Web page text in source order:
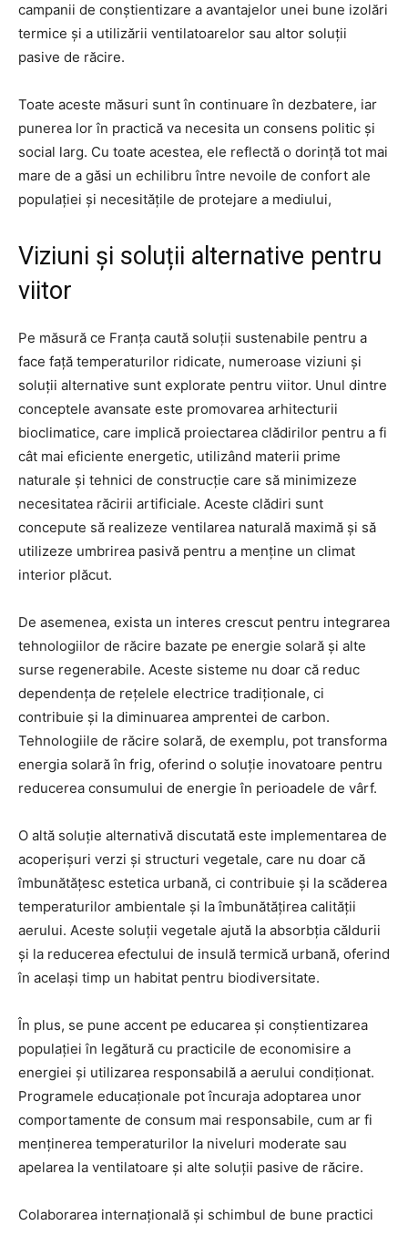
campanii de conștientizare a avantajelor unei bune izolări
termice și a utilizării ventilatoarelor sau altor soluții
pasive de răcire.
Toate aceste măsuri sunt în continuare în dezbatere, iar
punerea lor în practică va necesita un consens politic și
social larg. Cu toate acestea, ele reflectă o dorință tot mai
mare de a găsi un echilibru între nevoile de confort ale
populației și necesitățile de protejare a mediului,
Viziuni și soluții alternative pentru
viitor
Pe măsură ce Franța caută soluții sustenabile pentru a
face față temperaturilor ridicate, numeroase viziuni și
soluții alternative sunt explorate pentru viitor. Unul dintre
conceptele avansate este promovarea arhitecturii
bioclimatice, care implică proiectarea clădirilor pentru a fi
cât mai eficiente energetic, utilizând materii prime
naturale și tehnici de construcție care să minimizeze
necesitatea răcirii artificiale. Aceste clădiri sunt
concepute să realizeze ventilarea naturală maximă și să
utilizeze umbrirea pasivă pentru a menține un climat
interior plăcut.
De asemenea, exista un interes crescut pentru integrarea
tehnologiilor de răcire bazate pe energie solară și alte
surse regenerabile. Aceste sisteme nu doar că reduc
dependența de rețelele electrice tradiționale, ci
contribuie și la diminuarea amprentei de carbon.
Tehnologiile de răcire solară, de exemplu, pot transforma
energia solară în frig, oferind o soluție inovatoare pentru
reducerea consumului de energie în perioadele de vârf.
O altă soluție alternativă discutată este implementarea de
acoperișuri verzi și structuri vegetale, care nu doar că
îmbunătățesc estetica urbană, ci contribuie și la scăderea
temperaturilor ambientale și la îmbunătățirea calității
aerului. Aceste soluții vegetale ajută la absorbția căldurii
și la reducerea efectului de insulă termică urbană, oferind
în același timp un habitat pentru biodiversitate.
În plus, se pune accent pe educarea și conștientizarea
populației în legătură cu practicile de economisire a
energiei și utilizarea responsabilă a aerului condiționat.
Programele educaționale pot încuraja adoptarea unor
comportamente de consum mai responsabile, cum ar fi
menținerea temperaturilor la niveluri moderate sau
apelarea la ventilatoare și alte soluții pasive de răcire.
Colaborarea internațională și schimbul de bune practici